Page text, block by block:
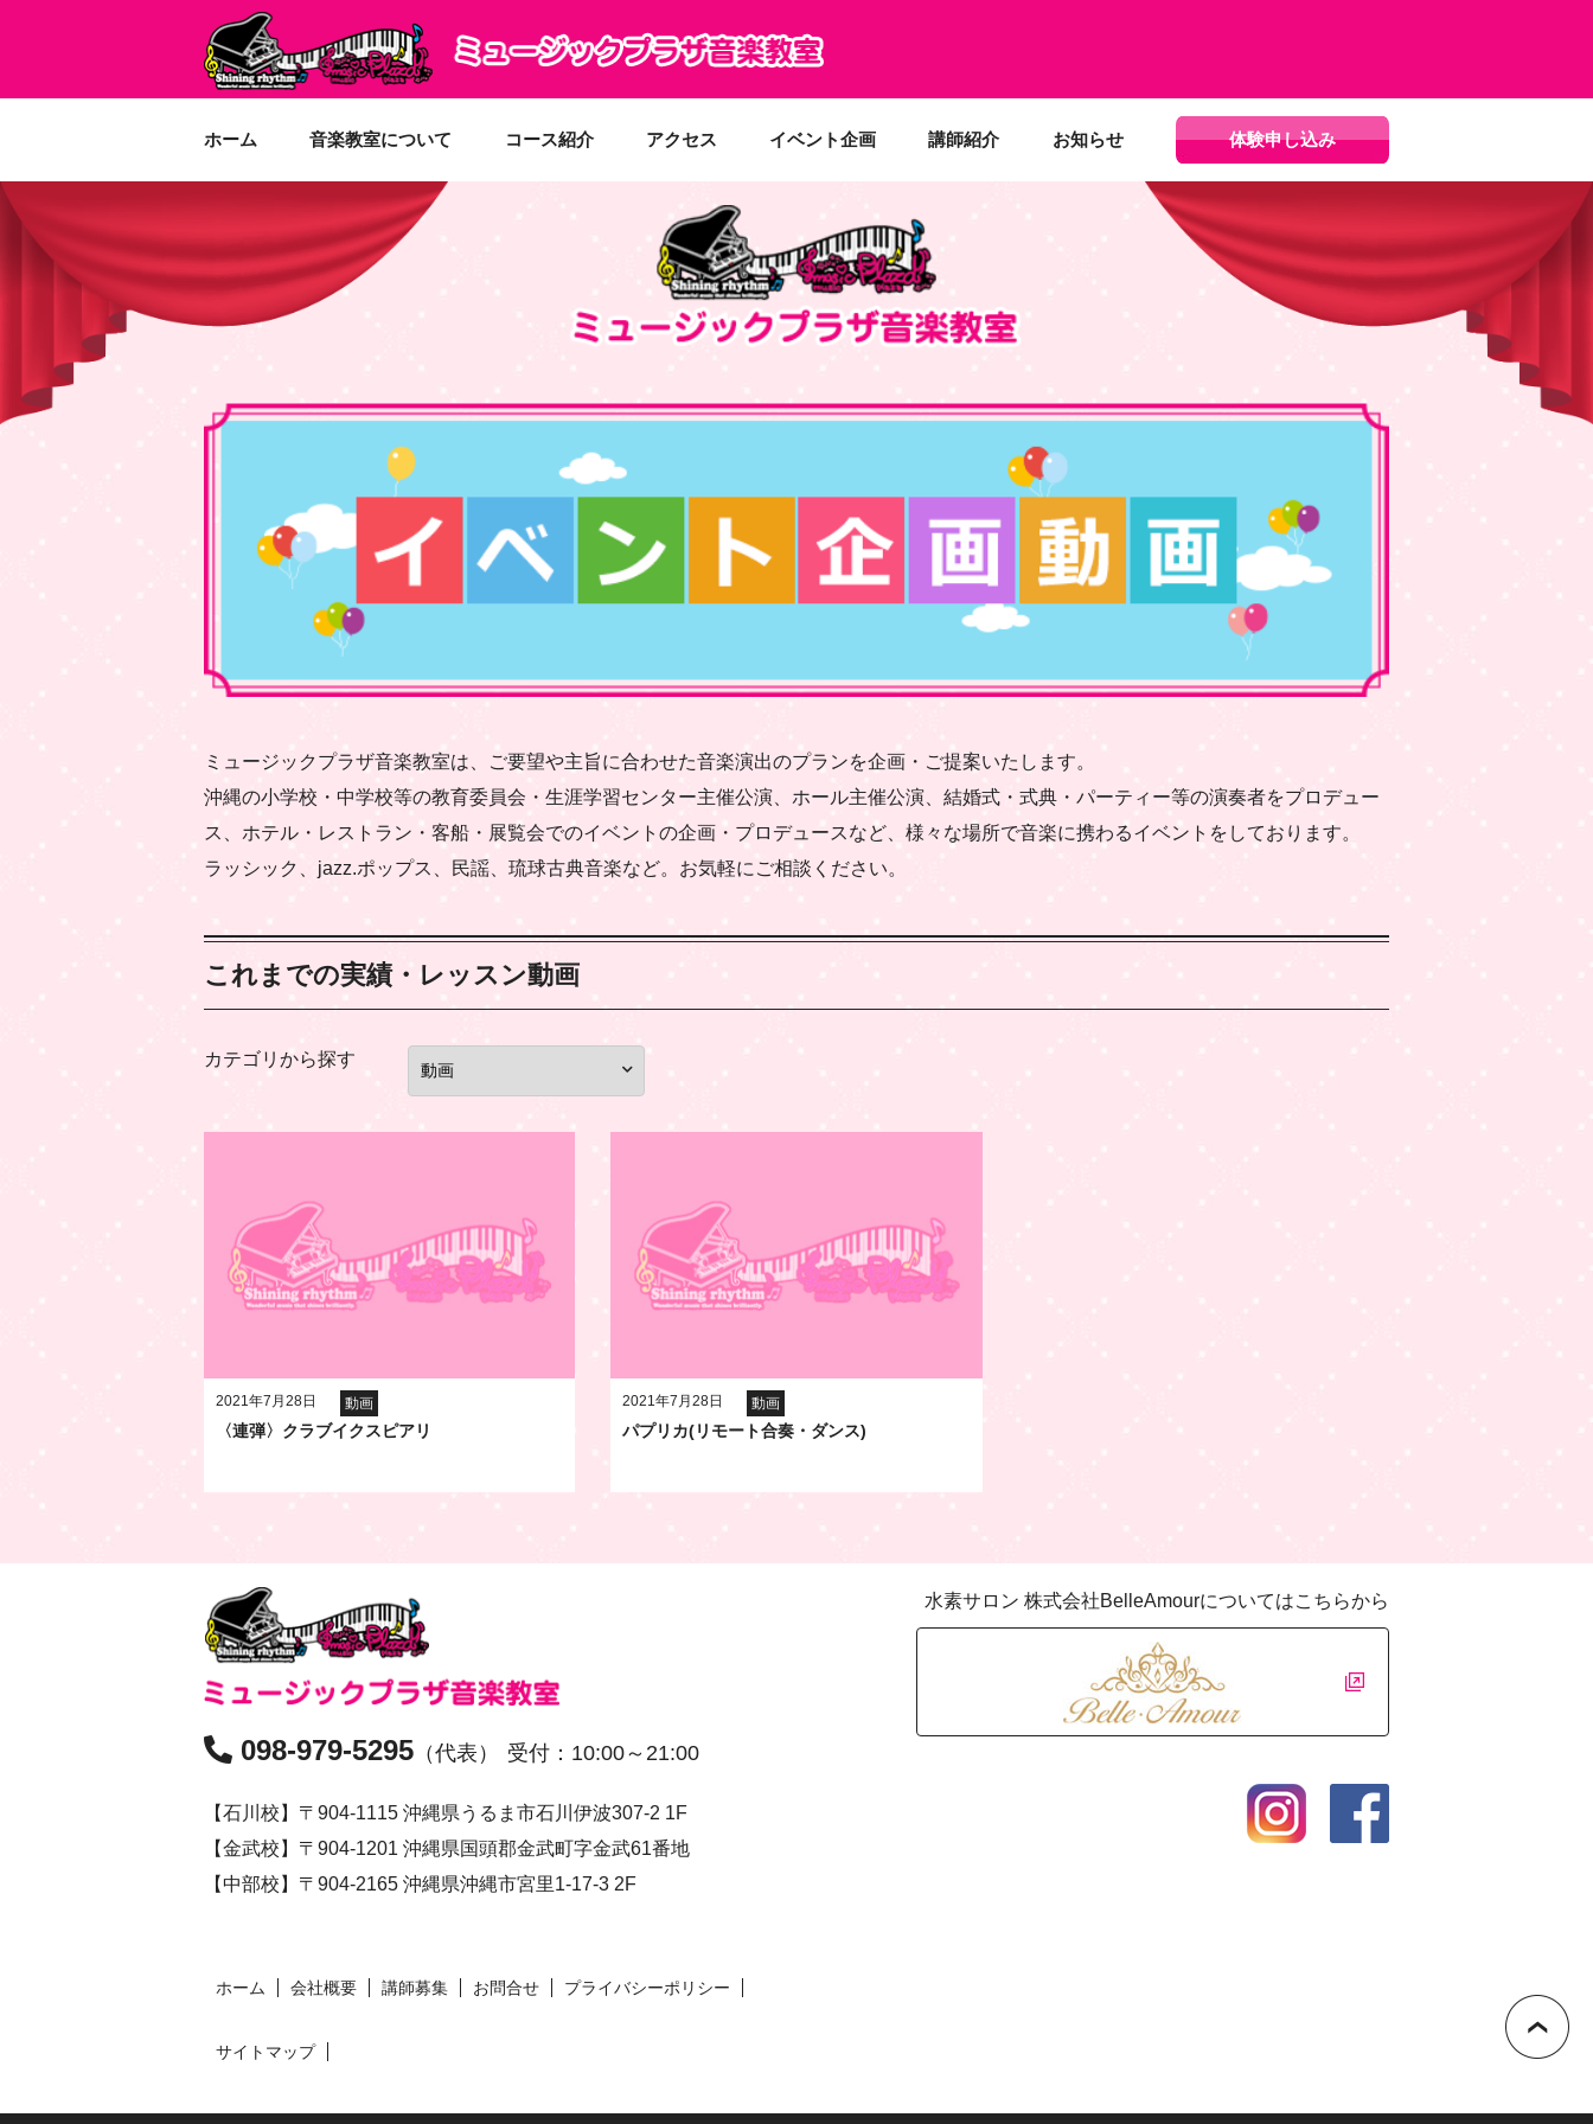
ホーム 音楽教室について コース紹介 アクセス イベント企画 講師紹介 お知らせ 体験申し込み
ミュージックプラザ音楽教室は、ご要望や主旨に合わせた音楽演出のプランを企画・ご提案いたします。
沖縄の小学校・中学校等の教育委員会・生涯学習センター主催公演、ホール主催公演、結婚式・式典・パーティー等の演奏者をプロデュー
ス、ホテル・レストラン・客船・展覧会でのイベントの企画・プロデュースなど、様々な場所で音楽に携わるイベントをしております。
ラッシック、jazz.ポップス、民謡、琉球古典音楽など。お気軽にご相談ください。
これまでの実績・レッスン動画
カテゴリから探す
2021年7月28日 動画
〈連弾〉クラブイクスピアリ
2021年7月28日 動画
パプリカ(リモート合奏・ダンス)
098-979-5295 （代表） 受付：10:00～21:00
【石川校】〒904-1115 沖縄県うるま市石川伊波307-2 1F
【金武校】〒904-1201 沖縄県国頭郡金武町字金武61番地
【中部校】〒904-2165 沖縄県沖縄市宮里1-17-3 2F
ホーム 会社概要 講師募集 お問合せ プライバシーポリシー
サイトマップ
水素サロン 株式会社BelleAmourについてはこちらから